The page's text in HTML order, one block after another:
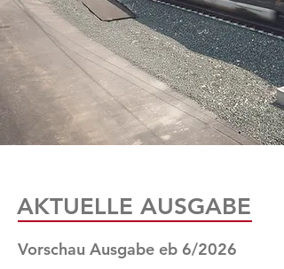
AKTUELLE AUSGABE
Vorschau Ausgabe eb 6/2026